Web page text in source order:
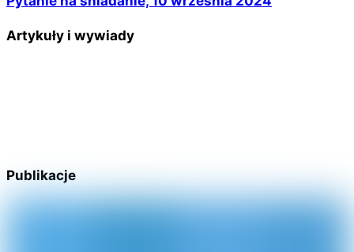
Artykuły i wywiady
Publikacje